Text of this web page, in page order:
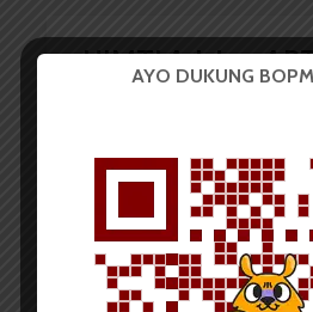
HIMTI Adakan
AYO DUKUNG